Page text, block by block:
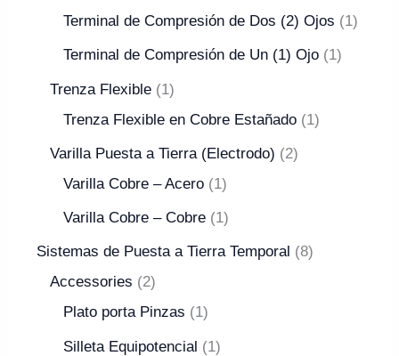
Terminal de Compresión de Dos (2) Ojos
1
Terminal de Compresión de Un (1) Ojo 1
Trenza Flexible
1
Trenza Flexible en Cobre Estañado
1
Varilla Puesta a Tierra (Electrodo)
2
Varilla Cobre – Acero
1
Varilla Cobre – Cobre 1
Sistemas de Puesta a Tierra Temporal
8
Accessories
2
Plato porta Pinzas
1
Silleta Equipotencial 1